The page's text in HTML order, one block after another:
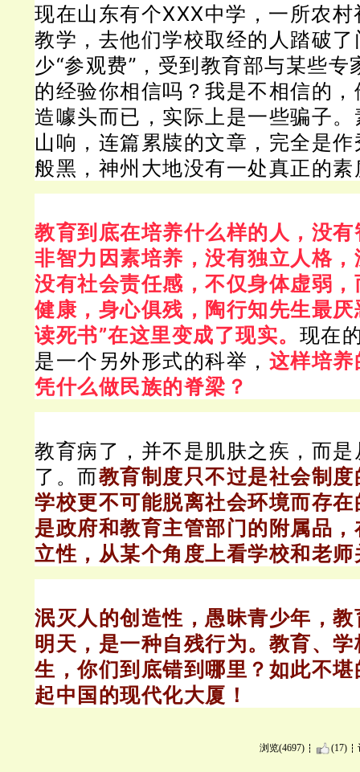
现在山东有个XXX中学，一所农
教学，去他们学校取经的人踏破
少“参观费”，受到教育部与某些专
的经验你相信吗？ 我是不相信的
造噱头而已，实际上是一些骗子。
山响，连篇累牍的文章，完全是
般黑，神州大地没有一处真正的
教育到底在培养什么样的人，没
非智力因素培养，没有独立人格
没有社会责任感，不仅身体虚弱
健康，身心俱残，陶行知先生最厌
读死书”在这里变成了现实。 现在
是一个另外形式的科举， 这样培养
凭什么做民族的脊梁？
教育病了，并不是肌肤之疾，而
了。而教育制度只不过是社会制
学校更不可能脱离社会环境而存
是政府和教育主管部门的附属品
立性，从某个角度上看学校和老
泯灭人的创造性，愚昧青少年，
明天，是一种自残行为。 教育、
生，你们到底错到哪里？ 如此不
起中国的现代化大厦！
浏览(4697) (17)